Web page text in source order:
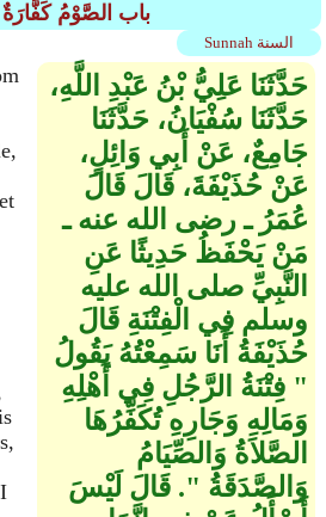
(3) باب الصَّوْمُ كَفَّارَةٌ
Sunnah السنة
حَدَّثَنَا عَلِيُّ بْنُ عَبْدِ اللَّهِ،
حَدَّثَنَا سُفْيَانُ، حَدَّثَنَا
جَامِعٌ، عَنْ أَبِي وَائِلٍ،
عَنْ حُذَيْفَةَ، قَالَ قَالَ
عُمَرُ ـ رضى الله عنه ـ
مَنْ يَحْفَظُ حَدِيثًا عَنِ
النَّبِيِّ صلى الله عليه
وسلم فِي الْفِتْنَةِ قَالَ
حُذَيْفَةُ أَنَا سَمِعْتُهُ يَقُولُ ‏
"‏ فِتْنَةُ الرَّجُلِ فِي أَهْلِهِ
وَمَالِهِ وَجَارِهِ تُكَفِّرُهَا
الصَّلاَةُ وَالصِّيَامُ
وَالصَّدَقَةُ ‏"‏‏.‏ قَالَ لَيْسَ